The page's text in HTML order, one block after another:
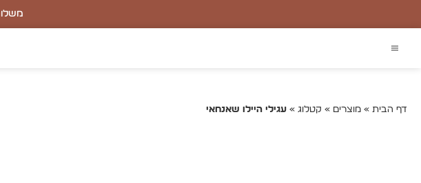
דף הבית » מוצרים » קטלוג » עגילי היילו שאנחאי